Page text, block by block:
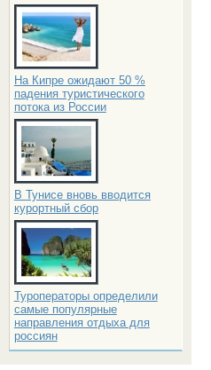
На Кипре ожидают 50 %
падения туристического
потока из России
В Тунисе вновь вводится
курортный сбор
Туроператоры определили
самые популярные
направления отдыха для
россиян